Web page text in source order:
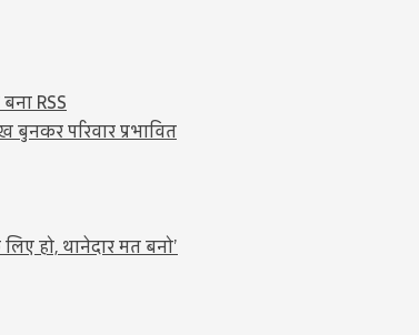
RSS
परिवार प्रभावित
हो, थानेदार मत बनो’